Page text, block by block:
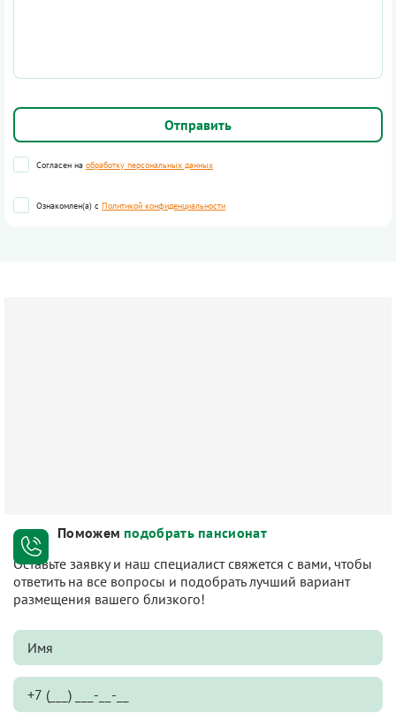
Согласен на обработку персональных данных
Ознакомлен(а) с Политикой конфиденциальности
Поможем подобрать пансионат
Оставьте заявку и наш специалист свяжется с вами, чтобы
ответить на все вопросы и подобрать лучший вариант
размещения вашего близкого!